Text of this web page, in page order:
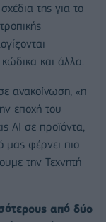
της για το
κώδικα και άλλα.
ανακοίνωση, «η
εποχή του
AI σε προϊόντα,
μας φέρνει πιο
την Τεχνητή
από δύο